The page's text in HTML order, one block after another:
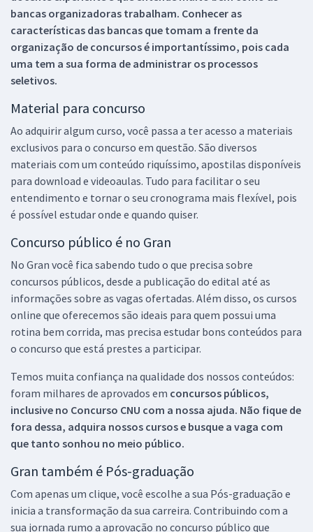
bancas organizadoras trabalham. Conhecer as
características das bancas que tomam a frente da
organização de concursos é importantíssimo, pois cada
uma tem a sua forma de administrar os processos
seletivos.
Material para concurso
Ao adquirir algum curso, você passa a ter acesso a materiais
exclusivos para o concurso em questão. São diversos
materiais com um conteúdo riquíssimo, apostilas disponíveis
para download e videoaulas. Tudo para facilitar o seu
entendimento e tornar o seu cronograma mais flexível, pois
é possível estudar onde e quando quiser.
Concurso público é no Gran
No Gran você fica sabendo tudo o que precisa sobre
concursos públicos, desde a publicação do edital até as
informações sobre as vagas ofertadas. Além disso, os cursos
online que oferecemos são ideais para quem possui uma
rotina bem corrida, mas precisa estudar bons conteúdos para
o concurso que está prestes a participar.
Temos muita confiança na qualidade dos nossos conteúdos:
foram milhares de aprovados em concursos públicos,
inclusive no Concurso CNU com a nossa ajuda. Não fique de
fora dessa, adquira nossos cursos e busque a vaga com
que tanto sonhou no meio público.
Gran também é Pós-graduação
Com apenas um clique, você escolhe a sua Pós-graduação e
inicia a transformação da sua carreira. Contribuindo com a
sua jornada rumo a aprovação no concurso público que